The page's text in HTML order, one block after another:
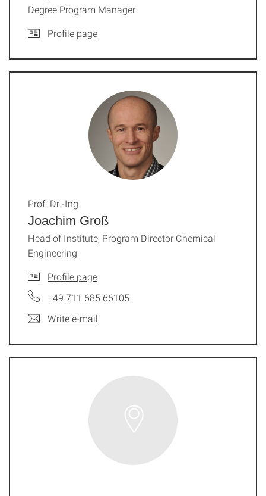
Degree Program Manager
Profile page
Joachim Groß
Prof. Dr.-Ing.
Head of Institute, Program Director Chemical
Engineering
Profile page
+49 711 685 66105
Write e-mail